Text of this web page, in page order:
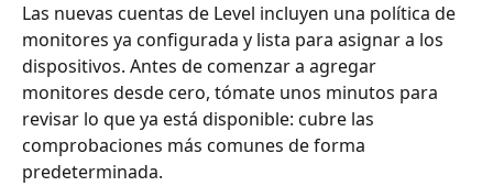
Las nuevas cuentas de Level incluyen una política de
monitores ya configurada y lista para asignar a los
dispositivos. Antes de comenzar a agregar
monitores desde cero, tómate unos minutos para
revisar lo que ya está disponible: cubre las
comprobaciones más comunes de forma
predeterminada.